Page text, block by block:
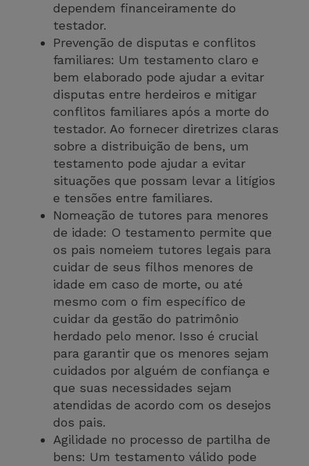
dependem financeiramente do
testador.
Prevenção de disputas e conflitos
familiares: Um testamento claro e
bem elaborado pode ajudar a evitar
disputas entre herdeiros e mitigar
conflitos familiares após a morte do
testador. Ao fornecer diretrizes claras
sobre a distribuição de bens, um
testamento pode ajudar a evitar
situações que possam levar a litígios
e tensões entre familiares.
Nomeação de tutores para menores
de idade: O testamento permite que
os pais nomeiem tutores legais para
cuidar de seus filhos menores de
idade em caso de morte, ou até
mesmo com o fim específico de
cuidar da gestão do patrimônio
herdado pelo menor. Isso é crucial
para garantir que os menores sejam
cuidados por alguém de confiança e
que suas necessidades sejam
atendidas de acordo com os desejos
dos pais.
Agilidade no processo de partilha de
bens: Um testamento válido pode